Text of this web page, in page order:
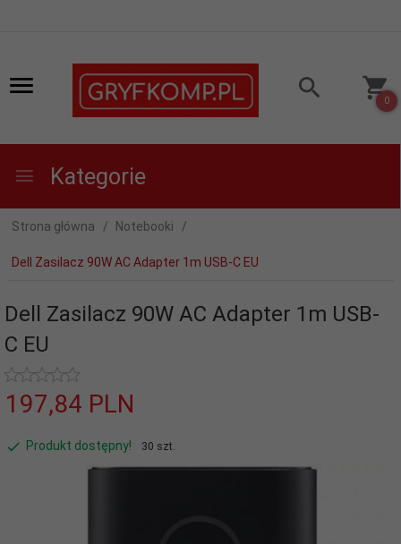
0
Kategorie
Strona główna Notebooki
Dell Zasilacz 90W AC Adapter 1m USB-C EU
Dell Zasilacz 90W AC Adapter 1m USB-
C EU
197,84 PLN
Produkt dostępny! 30 szt.